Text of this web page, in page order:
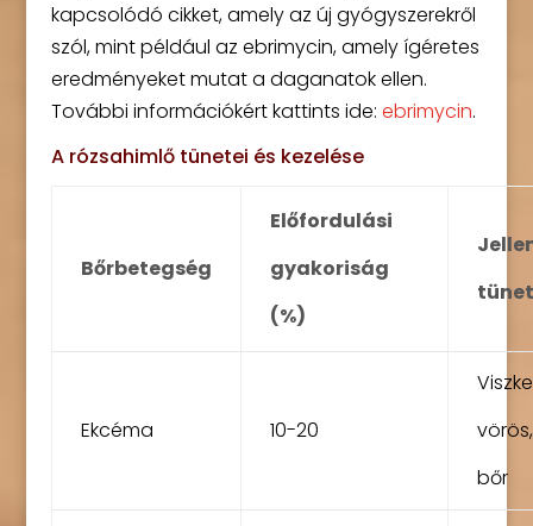
kapcsolódó cikket, amely az új gyógyszerekről
szól, mint például az ebrimycin, amely ígéretes
eredményeket mutat a daganatok ellen.
További információkért kattints ide: ebrimycin.
A rózsahimlő tünetei és kezelése
Bőrbetegség
Előfordulási
gyakoriság
(%)
Ekcéma 10-20
bőr